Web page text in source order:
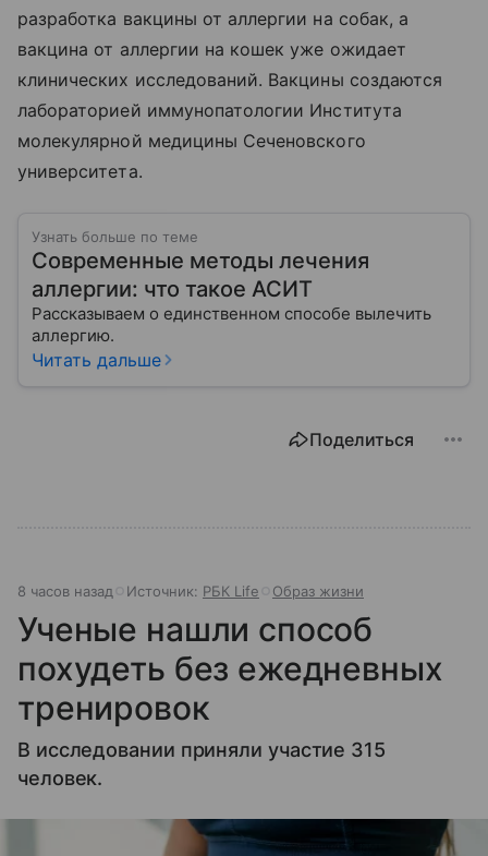
разработка вакцины от аллергии на собак, а
вакцина от аллергии на кошек уже ожидает
клинических исследований. Вакцины создаются
лабораторией иммунопатологии Института
молекулярной медицины Сеченовского
университета.
Узнать больше по теме
Современные методы лечения
аллергии: что такое АСИТ
Рассказываем о единственном способе вылечить
аллергию.
Читать дальше
Поделиться
8 часов назад Источник: РБК Life Образ жизни
Ученые нашли способ
похудеть без ежедневных
тренировок
В исследовании приняли участие 315
человек.